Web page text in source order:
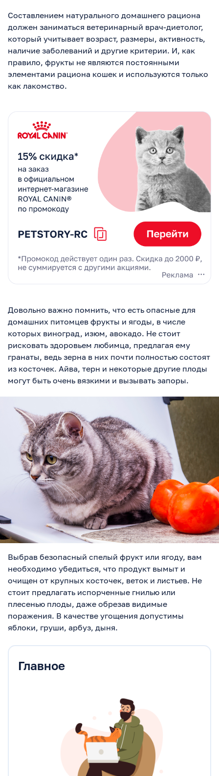
Составлением натурального домашнего рациона
должен заниматься ветеринарный врач-диетолог,
который учитывает возраст, размеры, активность,
наличие заболеваний и другие критерии. И, как
правило, фрукты не являются постоянными
элементами рациона кошек и используются только
как лакомство.
Довольно важно помнить, что есть опасные для
домашних питомцев фрукты и ягоды, в числе
которых виноград, изюм, авокадо. Не стоит
рисковать здоровьем любимца, предлагая ему
гранаты, ведь зерна в них почти полностью состоят
из косточек. Айва, терн и некоторые другие плоды
могут быть очень вязкими и вызывать запоры.
Выбрав безопасный спелый фрукт или ягоду, вам
необходимо убедиться, что продукт вымыт и
очищен от крупных косточек, веток и листьев. Не
стоит предлагать испорченные гнилью или
плесенью плоды, даже обрезав видимые
поражения. В качестве угощения допустимы
яблоки, груши, арбуз, дыня.
Главное